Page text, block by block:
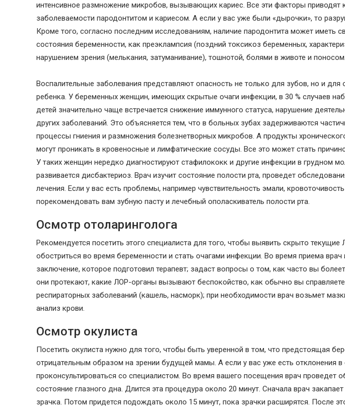
интенсивное размножение микробов, вызывающих кариес. Все эти факторы приводят
заболеваемости пародонтитом и кариесом. А если у вас уже были «дырочки», то
Кроме того, согласно последним исследованиям, наличие пародонтита может иметь
состояния беременности, как преэклампсия (поздний токсикоз беременных,
нарушением зрения (мелькания, затуманивание), тошнотой, болями в животе и
Воспалительные заболевания представляют опасность не только для зубов, но и
ребенка. У беременных женщин, имеющих скрытые очаги инфекции, в 30 % случаев
детей значительно чаще встречается снижение иммунного статуса, нарушение
других заболеваний. Это объясняется тем, что в больных зубах задерживаются
процессы гниения и размножения болезнетворных микробов. А продукты
могут проникать в кровеносные и лимфатические сосуды. Все это может стать
У таких женщин нередко диагностируют стафилококк и другие инфекции в грудном
развивается дисбактериоз. Врач изучит состояние полости рта, проведет
лечения. Если у вас есть проблемы, например чувствительность эмали,
порекомендовать вам зубную пасту и лечебный ополаскиватель полости рта.
Осмотр отоларинголога
Рекомендуется посетить этого специалиста для того, чтобы выявить скрыто
обостриться во время беременности и стать очагами инфекции. Во время приема
заключение, которое подготовил терапевт; задаст вопросы о том, как часто вы
они протекают, какие ЛОР-органы вызывают беспокойство, как обычно вы
респираторных заболеваний (кашель, насморк); при необходимости врач возьмет
анализ крови.
Осмотр окулиста
Посетить окулиста нужно для того, чтобы быть уверенной в том, что предстоящая
отрицательным образом на зрении будущей мамы. А если у вас уже есть отклонения
проконсультироваться со специалистом. Во время вашего посещения врач проведет
состояние глазного дна. Длится эта процедура около 20 минут. Сначала врач
зрачка. Потом придется подождать около 15 минут, пока зрачки расширятся. После